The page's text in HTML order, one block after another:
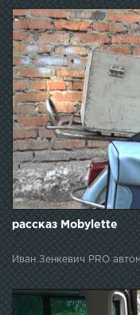
рассказ Mobylette
Иван Зенкевич PRO